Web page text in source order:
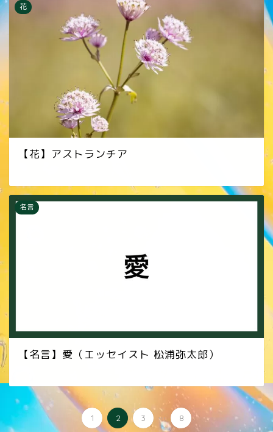
花
【花】アストランチア
名言
【名言】愛（エッセイスト 松浦弥太郎）
1 2 3 ... 8